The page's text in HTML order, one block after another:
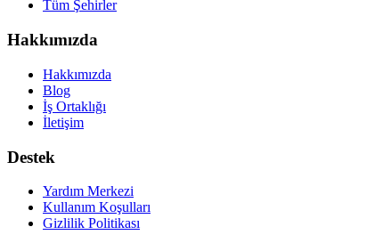
Tüm Şehirler
Hakkımızda
Hakkımızda
Blog
İş Ortaklığı
İletişim
Destek
Yardım Merkezi
Kullanım Koşulları
Gizlilik Politikası